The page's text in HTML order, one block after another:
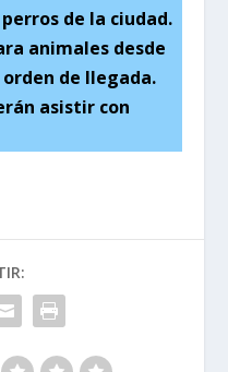
de la ciudad.
animales desde
de llegada.
asistir con